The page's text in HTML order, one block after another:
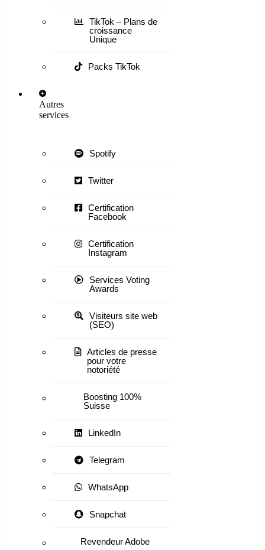
TikTok – Plans de
croissance
Unique
Packs TikTok
Autres
services
Spotify
Twitter
Certification
Facebook
Certification
Instagram
Services Voting
Awards
Visiteurs site web
(SEO)
Articles de presse
pour votre
notoriété
Boosting 100%
Suisse
LinkedIn
Telegram
WhatsApp
Snapchat
Revendeur Adobe